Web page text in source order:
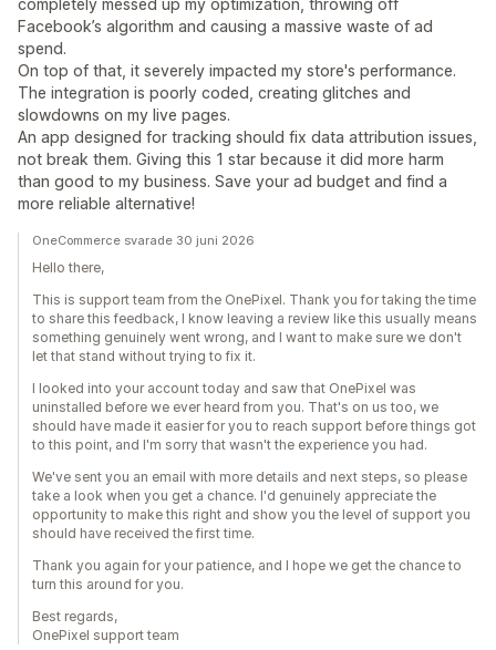
completely messed up my optimization, throwing off
Facebook’s algorithm and causing a massive waste of ad
spend.
On top of that, it severely impacted my store's performance.
The integration is poorly coded, creating glitches and
slowdowns on my live pages.
An app designed for tracking should fix data attribution issues,
not break them. Giving this 1 star because it did more harm
than good to my business. Save your ad budget and find a
more reliable alternative!
OneCommerce svarade 30 juni 2026
Hello there,
This is support team from the OnePixel. Thank you for taking the time
to share this feedback, I know leaving a review like this usually means
something genuinely went wrong, and I want to make sure we don't
let that stand without trying to fix it.
I looked into your account today and saw that OnePixel was
uninstalled before we ever heard from you. That's on us too, we
should have made it easier for you to reach support before things got
to this point, and I'm sorry that wasn't the experience you had.
We've sent you an email with more details and next steps, so please
take a look when you get a chance. I'd genuinely appreciate the
opportunity to make this right and show you the level of support you
should have received the first time.
Thank you again for your patience, and I hope we get the chance to
turn this around for you.
Best regards,
OnePixel support team